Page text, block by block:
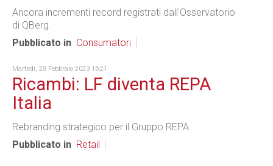
Ancora incrementi record registrati dall'Osservatorio
di QBerg.
Pubblicato in Consumatori
Martedì, 28 Febbraio 2023 16:21
Ricambi: LF diventa REPA
Italia
Rebranding strategico per il Gruppo REPA.
Pubblicato in Retail